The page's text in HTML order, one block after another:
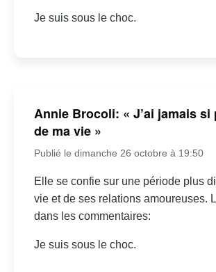
Je suis sous le choc.
Annie Brocoli: « J’ai jamais si
de ma vie »
Publié le dimanche 26 octobre à 19:50
Elle se confie sur une période plus
vie et de ses relations amoureuses.
dans les commentaires:
Je suis sous le choc.